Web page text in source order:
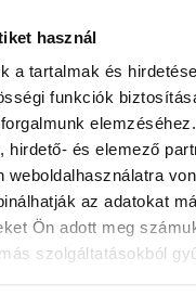
használ
a tartalmak és
funkciók
hirdető- és elemező
weboldalhasználatra
az adatokat
Ön adott meg
szolgáltatásokból
azt közvetlenül felügyeli az
láthat el feladatokat. A
névazonosságért
vizsgálat